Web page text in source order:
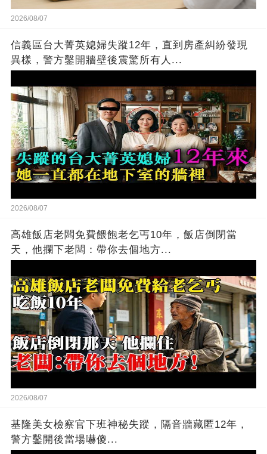
2026/08/07
信義區台大菁英媳婦失蹤12年，直到房產糾紛發現
異樣，警方鑿開牆壁後震驚所有人...
2026/08/07
高雄飯店老闆免費餵飽老乞丐10年，飯店倒閉當
天，他攔下老闆：帶你去個地方...
2026/08/07
基隆美女檢察官下班神秘失蹤，隔音牆藏匿12年，
警方鑿開後當場嚇傻...